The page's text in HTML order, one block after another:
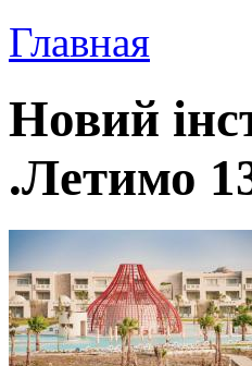
Главная
Новий
.Летимо